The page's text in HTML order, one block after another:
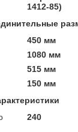
1412-85)
450 мм
1080 мм
515 мм
150 мм
240